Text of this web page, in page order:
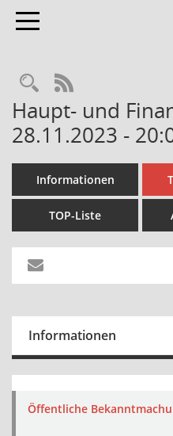
Toggle navigation
RSS-Feed
Haupt- und
28.11.2023 -
Informationen
TOP-Liste
Informationen
Öffentliche